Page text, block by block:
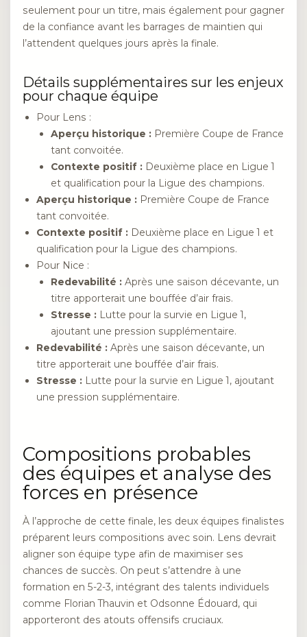
seulement pour un titre, mais également pour gagner
de la confiance avant les barrages de maintien qui
l’attendent quelques jours après la finale.
Détails supplémentaires sur les enjeux
pour chaque équipe
Pour Lens :
Aperçu historique :Première Coupe de France
tant convoitée.
Contexte positif :Deuxième place en Ligue 1
et qualification pour la Ligue des champions.
Aperçu historique : Première Coupe de France
tant convoitée.
Contexte positif : Deuxième place en Ligue 1 et
qualification pour la Ligue des champions.
Pour Nice :
Redevabilité :Après une saison décevante, un
titre apporterait une bouffée d’air frais.
Stresse :Lutte pour la survie en Ligue 1,
ajoutant une pression supplémentaire.
Redevabilité : Après une saison décevante, un
titre apporterait une bouffée d’air frais.
Stresse : Lutte pour la survie en Ligue 1, ajoutant
une pression supplémentaire.
Compositions probables
des équipes et analyse des
forces en présence
À l’approche de cette finale, les deux équipes finalistes
préparent leurs compositions avec soin. Lens devrait
aligner son équipe type afin de maximiser ses
chances de succès. On peut s’attendre à une
formation en 5-2-3, intégrant des talents individuels
comme Florian Thauvin et Odsonne Édouard, qui
apporteront des atouts offensifs cruciaux.